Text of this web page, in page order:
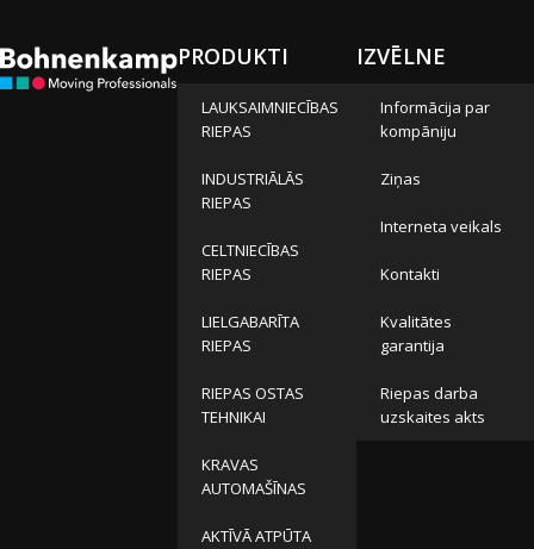
PRODUKTI
LAUKSAIMNIECĪBAS
RIEPAS
INDUSTRIĀLĀS
RIEPAS
CELTNIECĪBAS
RIEPAS
LIELGABARĪTA
RIEPAS
RIEPAS OSTAS
TEHNIKAI
KRAVAS
AUTOMAŠĪNAS
AKTĪVĀ ATPŪTA
IZVĒLNE
Informācija par
kompāniju
Ziņas
Interneta veikals
Kontakti
Kvalitātes
garantija
Riepas darba
uzskaites akts